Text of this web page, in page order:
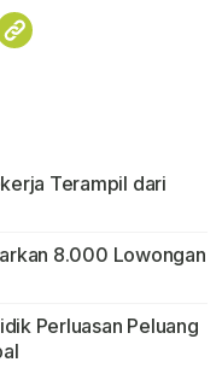
Terampil dari
8.000 Lowongan
Perluasan Peluang